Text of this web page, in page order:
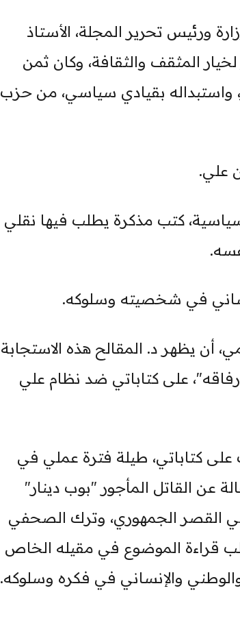
ورئيس تحرير المجلة، الأستاذ
المثقف والثقافة، وكان ثمن
واستبداله بقيادي سياسي، من حزب
علي.
كتب مذكرة يطلب فيها نقلي
في شخصيته وسلوكه.
أن يظهر د. المقالح هذه الاستجابة
على كتاباتي ضد نظام علي
على كتاباتي، طيلة فترة عملي في
عن القاتل المأجور "بوب دينار"
في القصر الجمهوري، وترك الصحفي
قراءة الموضوع في مقيله الخاص
والإنساني في فكره وسلوكه.